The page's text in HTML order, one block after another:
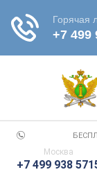
Москва
+7 499 938